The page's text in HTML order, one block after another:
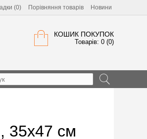
(0) Порівняння товарів Новини
КОШИК ПОКУПОК
Товарів: 0 (0)
35х47 см